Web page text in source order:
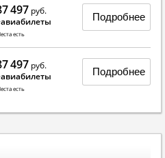
497 руб.
есть
Подробнее
497 руб.
есть
Подробнее